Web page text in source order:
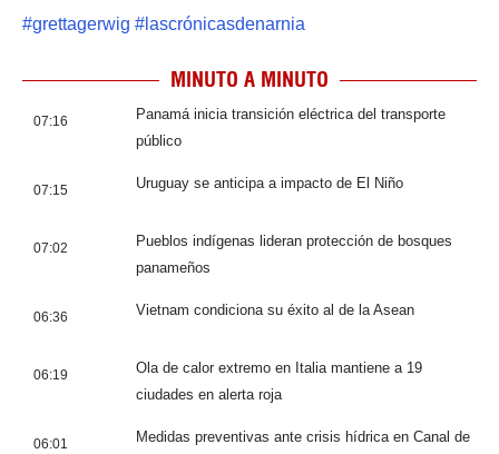
#grettagerwig # lascrónicasdenarnia
MINUTO A MINUTO
07:16
Panamá inicia transición eléctrica del transporte
público
07:15 Uruguay se anticipa a impacto de El Niño
07:02
Pueblos indígenas lideran protección de bosques
panameños
06:36 Vietnam condiciona su éxito al de la Asean
06:19
Ola de calor extremo en Italia mantiene a 19
ciudades en alerta roja
06:01
Medidas preventivas ante crisis hídrica en Canal de